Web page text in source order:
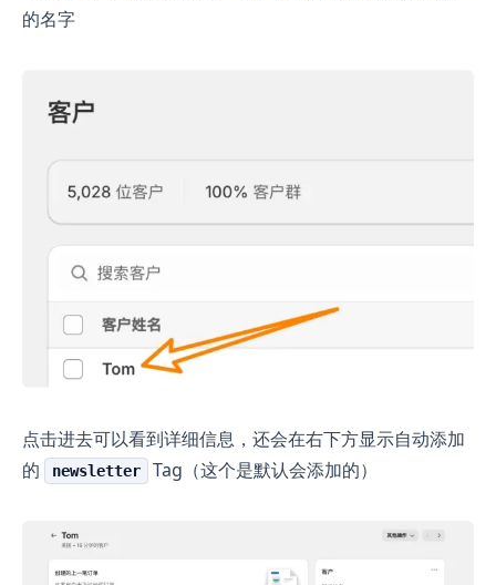
的名字
点击进去可以看到详细信息，还会在右下方显示自动添加
的
newsletter Tag（这个是默认会添加的）